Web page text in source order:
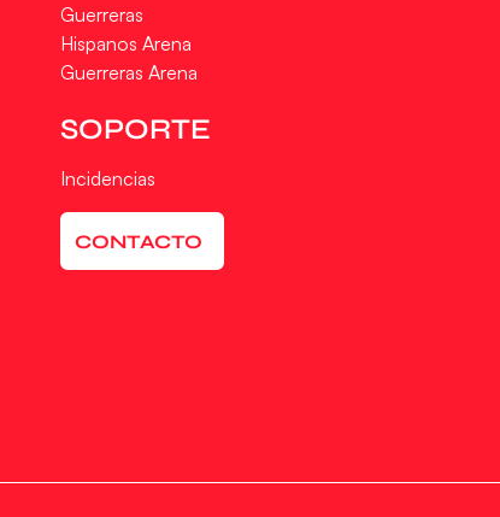
Guerreras
Hispanos Arena
Guerreras Arena
SOPORTE
Incidencias
CONTACTO